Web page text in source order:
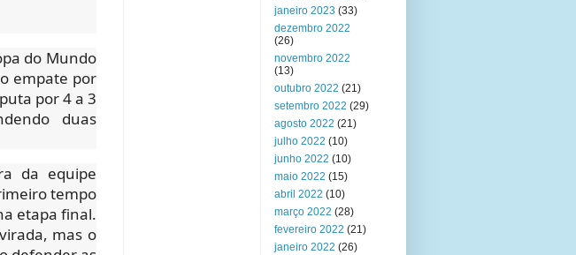
do Mundo
empate por
por 4 a 3
duas
da equipe
tempo
etapa final.
mas o
janeiro 2023 (33)
dezembro 2022
(26)
novembro 2022
(13)
outubro 2022 (21)
setembro 2022 (29)
agosto 2022 (21)
julho 2022 (10)
junho 2022 (10)
maio 2022 (15)
abril 2022 (10)
março 2022 (28)
fevereiro 2022 (21)
janeiro 2022 (26)